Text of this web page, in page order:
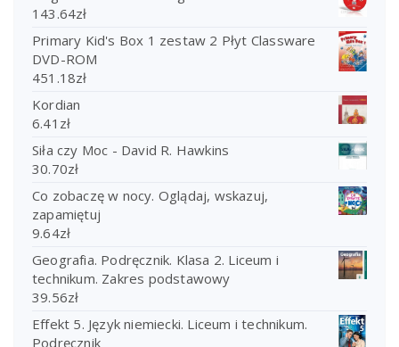
143.64zł
Primary Kid's Box 1 zestaw 2 Płyt Classware
DVD-ROM
451.18zł
Kordian
6.41 zł
Siła czy Moc - David R. Hawkins
30.70zł
Co zobaczę w nocy. Oglądaj, wskazuj,
zapamiętuj
9.64zł
Geografia. Podręcznik. Klasa 2. Liceum i
technikum. Zakres podstawowy
39.56zł
Effekt 5. Język niemiecki. Liceum i technikum.
Podręcznik